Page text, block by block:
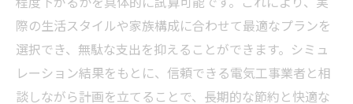
際の生活スタイルや家族構成に合わせて最適なプランを
選択でき、無駄な支出を抑えることができます。シミュ
レーション結果をもとに、信頼できる電気工事業者と相
談しながら計画を立てることで、長期的な節約と快適な